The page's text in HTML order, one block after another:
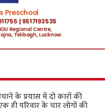
के प्रयास में दो कारों की